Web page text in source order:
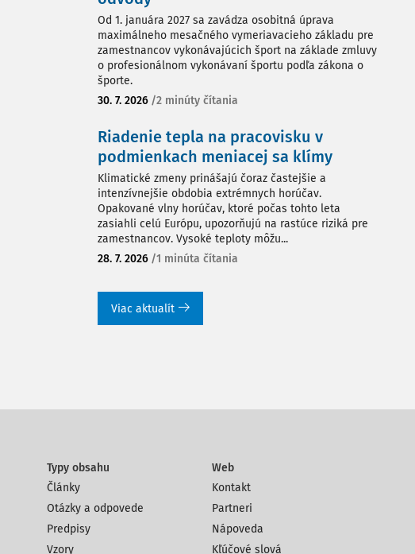
Od 1. januára 2027 sa zavádza osobitná úprava
maximálneho mesačného vymeriavacieho základu pre
zamestnancov vykonávajúcich šport na základe zmluvy
o profesionálnom vykonávaní športu podľa zákona o
športe.
30. 7. 2026 /2 minúty čítania
Riadenie tepla na pracovisku v
podmienkach meniacej sa klímy
Klimatické zmeny prinášajú čoraz častejšie a
intenzívnejšie obdobia extrémnych horúčav.
Opakované vlny horúčav, ktoré počas tohto leta
zasiahli celú Európu, upozorňujú na rastúce riziká pre
zamestnancov. Vysoké teploty môžu...
28. 7. 2026 /1 minúta čítania
Viac aktualít
Typy obsahu
Články
Otázky a odpovede
Predpisy
Vzory
Web
Kontakt
Partneri
Nápoveda
Kľúčové slová